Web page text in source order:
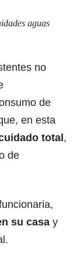
aguas
no
de
en esta
total,
de
su casa y